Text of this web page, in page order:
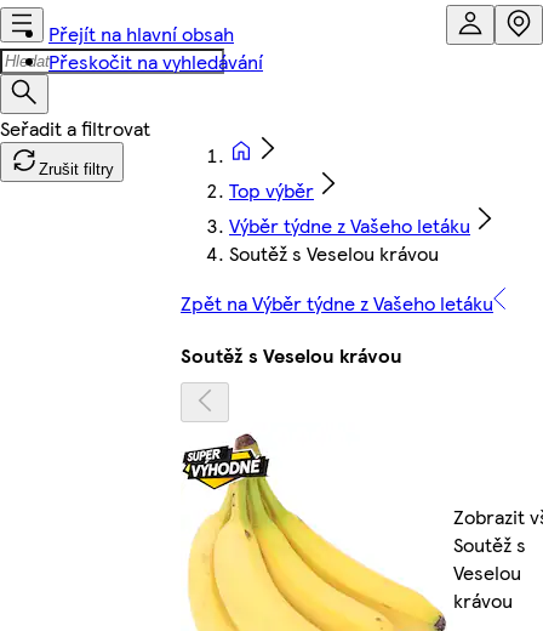
Přejít na hlavní obsah
Přeskočit na vyhledávání
Zrušit filtry
Top výběr
Výběr týdne z Vašeho letáku
Soutěž s Veselou krávou
Zpět na Výběr týdne z Vašeho letáku
Soutěž s Veselou krávou
Zobrazit
Soutěž s
Veselou
krávou